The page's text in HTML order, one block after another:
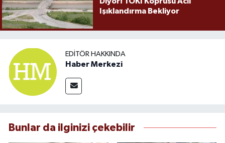
Işıklandırma Bekliyor
EDITÖR HAKKINDA
Haber Merkezi
Bunlar da ilginizi çekebilir